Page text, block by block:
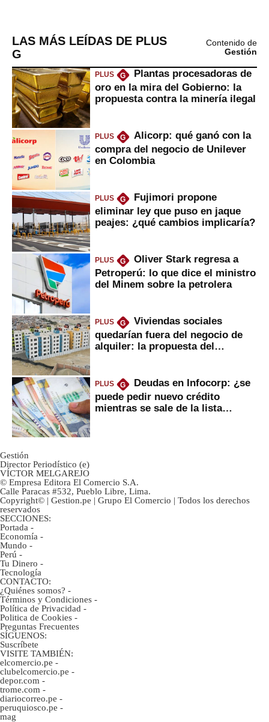
LAS MÁS LEÍDAS DE PLUS
G
Contenido de
Gestión
PLUS G
Plantas procesadoras de
oro en la mira del Gobierno: la
propuesta contra la minería ilegal
PLUS G
Alicorp: qué ganó con la
compra del negocio de Unilever
en Colombia
PLUS G
Fujimori propone
eliminar ley que puso en jaque
peajes: ¿qué cambios implicaría?
PLUS G
Oliver Stark regresa a
Petroperú: lo que dice el ministro
del Minem sobre la petrolera
PLUS G
Viviendas sociales
quedarían fuera del negocio de
alquiler: la propuesta del
PLUS G
Deudas en Infocorp: ¿se
puede pedir nuevo crédito
mientras se sale de la lista
Gestión
Director Periodístico (e)
VÍCTOR MELGAREJO
© Empresa Editora El Comercio S.A.
Calle Paracas #532, Pueblo Libre, Lima.
Copyright© | Gestion.pe | Grupo El Comercio | Todos los derechos
reservados
SECCIONES:
Portada -
Economía -
Mundo -
Perú -
Tu Dinero -
Tecnología
CONTACTO:
¿Quiénes somos? -
Términos y Condiciones -
Política de Privacidad -
Politica de Cookies -
Preguntas Frecuentes
SÍGUENOS:
Suscríbete
VISITE TAMBIÉN:
elcomercio.pe -
clubelcomercio.pe -
depor.com -
trome.com -
diariocorreo.pe -
peruquiosco.pe -
mag